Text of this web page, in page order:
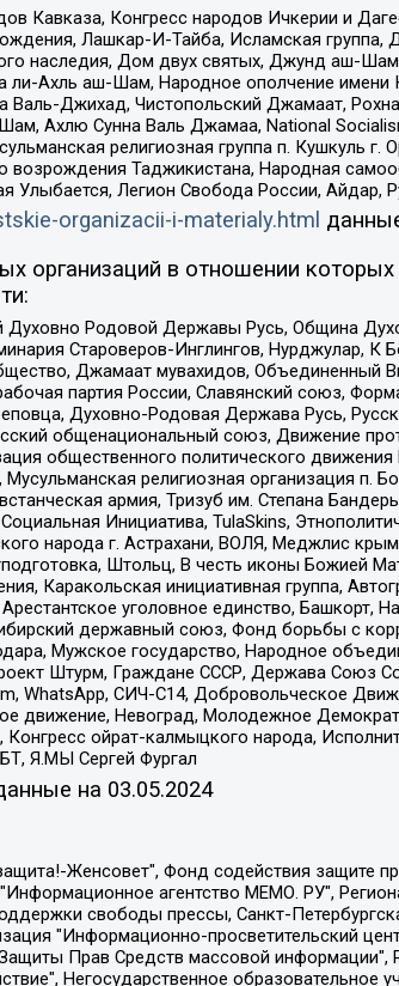
Конгресс народов Ичкерии и
Лашкар-И-Тайба, Исламская группа,
наследия, Дом двух святых, Джунд аш-
Ахль аш-Шам, Народное ополчение
Джихад, Чистопольский Джамаат,
Ахлю Сунна Валь Джамаа, National
религиозная группа п. Кушкуль
Таджикистана, Народная
Легион Свобода России, Айдар,
organizacii-i-materialy.html
организаций в отношении
Родовой Державы Русь, Община
Староверов-Инглингов, Нурджулар, К
Джамаат мувахидов, Объединенный
партия России, Славянский союз,
Духовно-Родовая Держава Русь,
общенациональный союз, Движение
общественного политического
религиозная организация п.
армия, Тризуб им. Степана
Инициатива, TulaSkins,
народа г. Астрахани, ВОЛЯ, Меджлис
Штольц, В честь иконы Божией
Каракольская инициативная группа,
уголовное единство, Башкорт,
державный союз, Фонд борьбы с
Мужское государство, Народное
Штурм, Граждане СССР, Держава Союз
WhatsApp, СИЧ-С14, Добровольческое
движение, Невоград, Молодежное
ойрат-калмыцкого народа,
Я.МЫ Сергей Фургал
на 03.05.2024
в Риге, Латвийская Республика (дата регистрации 26.06.2015), являющееся администратором доменного имени интернет-издания "The Insider SIA", https://theins.ru, Постернак Алексей Евгеньевич, Рубин Михаил Аркадьевич, Анин Роман Александрович, Юридическое лицо Istories fonds, зарегистрированное в Латвийской Республике (регистрационный номер 50008295751, дата регистрации 24.02.2020), Великовский Дмитрий Александрович, Долинина Ирина Николаевна, Мароховская Алеся Алексеевна, Шлейнов Роман Юрьевич, Шмагун Олеся Валентиновна, Общество с ограниченной ответственностью "Альтаир 2021", Общество с ограниченной ответственностью "Вега 2021", Общество с ограниченной ответственностью "Главный редактор 2021", Общество с ограниченной ответственностью "Ромашки монолит", Важенков Артем Валерьевич, Ивановская областная общественная организация "Центр гендерных исследований", Гурман Юрий Альбертович, Медиапроект "ОВД-Инфо", Егоров Владимир Владимирович, Жилинский Владимир Александрович, Общество с ограниченной ответственностью "ЗП", Иванова София Юрьевна, Карезина Инна Павловна, Кильтау Екатерина Викторовна, Петров Алексей Викторович, Пискунов Сергей Евгеньевич, Смирнов Сергей Сергеевич, Тихонов Михаил Сергеевич, Общество с ограниченной ответственностью "ЖУРНАЛИСТ-ИНОСТРАННЫЙ АГЕНТ", Арапова Галина Юрьевна, Вольтская Татьяна Анатольевна, Американская компания "Mason G.E.S. Anonymous Foundation" (США), являющаяся владельцем интернет-издания https://mnews.world/, Компания "Stichting Bellingcat", зарегистрированная в Нидерландах (дата регистрации 11.07.2018), Захаров Андрей Вячеславович, Клепиковская Екатерина Дмитриевна, Общество с ограниченной ответственностью "МЕМО", Перл Роман Александрович, Симонов Евгений Алексеевич, Соловьева Елена Анатольевна, Сотников Даниил Владимирович, Сурначева Елизавета Дмитриевна, Автономная некоммерческая организация по защите прав человека и информированию населения "Якутия – Наше Мнение", Общество с ограниченной ответственностью "Москоу диджитал медиа", с 26.01.2023 Общество с ограниченной ответственностью "Чайка Белые сады", Ветошкина Валерия Валерьевна, Заговора Максим Александрович, Межрегиональное общественное движение "Российская ЛГБТ - сеть", Оленичев Максим Владимирович, Павлов Иван Юрьевич, Скворцова Елена Сергеевна, Общество с ограниченной ответственностью "Как бы инагент", Кочетков Игорь Викторович, Общество с ограниченной ответственностью "Честные выборы", Еланчик Олег Александрович, Общество с ограниченной ответственностью "Нобелевский призыв", Гималова Регина Эмилевна, Григорьев Андрей Валерьевич, Григорьева Алина Александровна, Ассоциация по содействию защите прав призывников,